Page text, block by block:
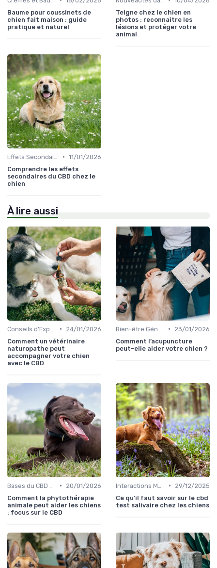
Baume pour coussinets de
chien fait maison : guide
pratique et naturel
Teigne chez le chien en
photos : reconnaître les
lésions et protéger votre
animal
• 11/01/2026
Comprendre les effets
secondaires du CBD chez le
chien
À lire aussi
•
24/01/2026
Comment un vétérinaire
naturopathe peut
accompagner votre chien
avec le CBD
•
23/01/2026
Comment l’acupuncture
peut-elle aider votre chien ?
•
20/01/2026
Comment la phytothérapie
animale peut aider les chiens
: focus sur le CBD
•
29/12/2025
Ce qu’il faut savoir sur le cbd
test salivaire chez les chiens